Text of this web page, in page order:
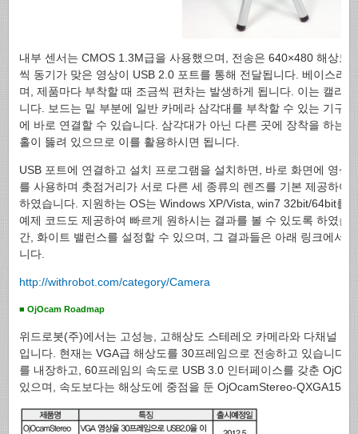
내부 센서는 CMOS 1.3M급을 사용했으며, 전송은 640×480 해상도
씩 동기가 맞은 영상이 USB 2.0 포트를 통해 전달됩니다. 베이스라
며, 제품마다 부착할 때 조금씩 편차는 발생하게 됩니다. 이는 캘리
니다. 보드는 밑 부분에 일반 카메라 삼각대를 부착할 수 있는 기구
에 바로 연결할 수 있습니다. 삼각대가 아닌 다른 곳에 장착을 하는
홀이 뚫려 있으므로 이를 활용하시면 됩니다.
USB 포트에 연결하고 설치 프로그램을 설치하면, 바로 화면에 영상
를 사용하며 촛점거리가 서로 다른 세 종류의 렌즈를 기본 제공하여
하였습니다. 지원하는 OS는 Windows XP/Vista, win7 32bit/64bit를
예제 코드도 제공하여 빠르게 원하시는 결과를 볼 수 있도록 하였습
간, 화이트 밸런스를 설정할 수 있으며, 그 결과들은 아래 링크에서
니다.
http://withrobot.com/category/Camera
■ OjOcam Roadmap
위드로봇(주)에서는 고성능, 고해상도 스테레오 카메라와 다채널 카
입니다. 현재는 VGA급 해상도를 30프레임으로 전송하고 있습니다
를 내장하고, 60프레임의 속도로 USB 3.0 인터페이스를 갖춘
있으며, 속도보다는 해상도에 중점을 둔 OjOcamStereo-QXGA15도